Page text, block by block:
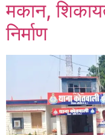
मकान,
निर्माण